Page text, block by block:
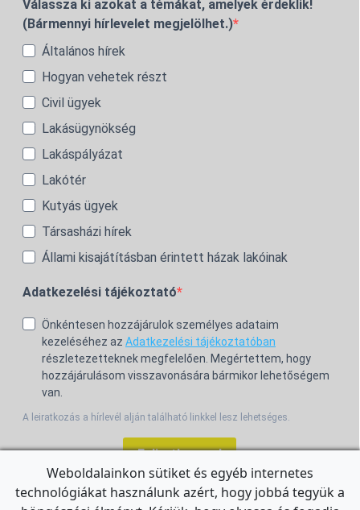
Válassza ki azokat a témákat, amelyek érdeklik!
(Bármennyi hírlevelet megjelölhet.)
Általános hírek
Hogyan vehetek részt
Civil ügyek
Lakásügynökség
Lakáspályázat
Lakótér
Kutyás ügyek
Társasházi hírek
Állami kisajátításban érintett házak lakóinak
Adatkezelési tájékoztató
Önkéntesen hozzájárulok személyes adataim
kezeléséhez az Adatkezelési tájékoztatóban
részletezetteknek megfelelően. Megértettem, hogy
hozzájárulásom visszavonására bármikor lehetőségem
van.
A leiratkozás a hírlevél alján található linkkel lesz lehetséges.
Feliratkozom!
Weboldalainkon sütiket és egyéb internetes
technológiákat használunk azért, hogy jobbá tegyük a